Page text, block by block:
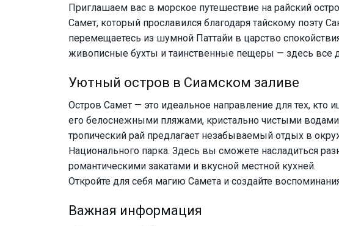
Приглашаем вас в морское путешествие на райский
Самет, который прославился благодаря тайскому поэту
перемещаетесь из шумной Паттайи в царство
живописные бухты и таинственные пещеры — здесь все
Уютный остров в Сиамском заливе
Остров Самет — это идеальное направление для тех, кто
его белоснежными пляжами, кристально чистыми
тропический рай предлагает незабываемый отдых в
Национального парка. Здесь вы сможете насладиться
романтическими закатами и вкусной местной кухней.
Откройте для себя магию Самета и создайте
Важная информация